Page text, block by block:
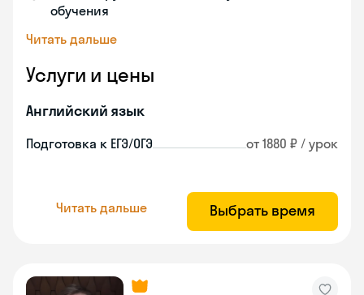
обучения
Читать дальше
Услуги и цены
Английский язык
Подготовка к ЕГЭ/ОГЭ от 1880 ₽ / урок
Читать дальше Выбрать время